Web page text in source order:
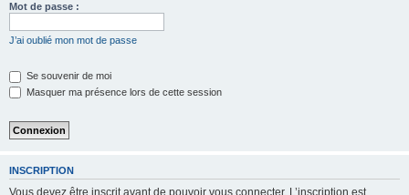
Mot de passe :
J’ai oublié mon mot de passe
Se souvenir de moi
Masquer ma présence lors de cette session
INSCRIPTION
Vous devez être inscrit avant de pouvoir vous connecter. L’inscription est